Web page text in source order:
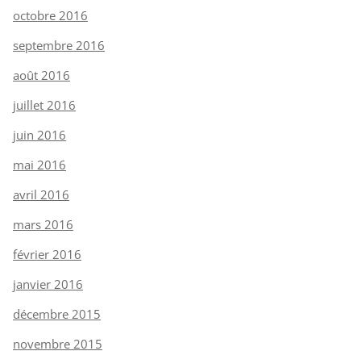
octobre 2016
septembre 2016
août 2016
juillet 2016
juin 2016
mai 2016
avril 2016
mars 2016
février 2016
janvier 2016
décembre 2015
novembre 2015